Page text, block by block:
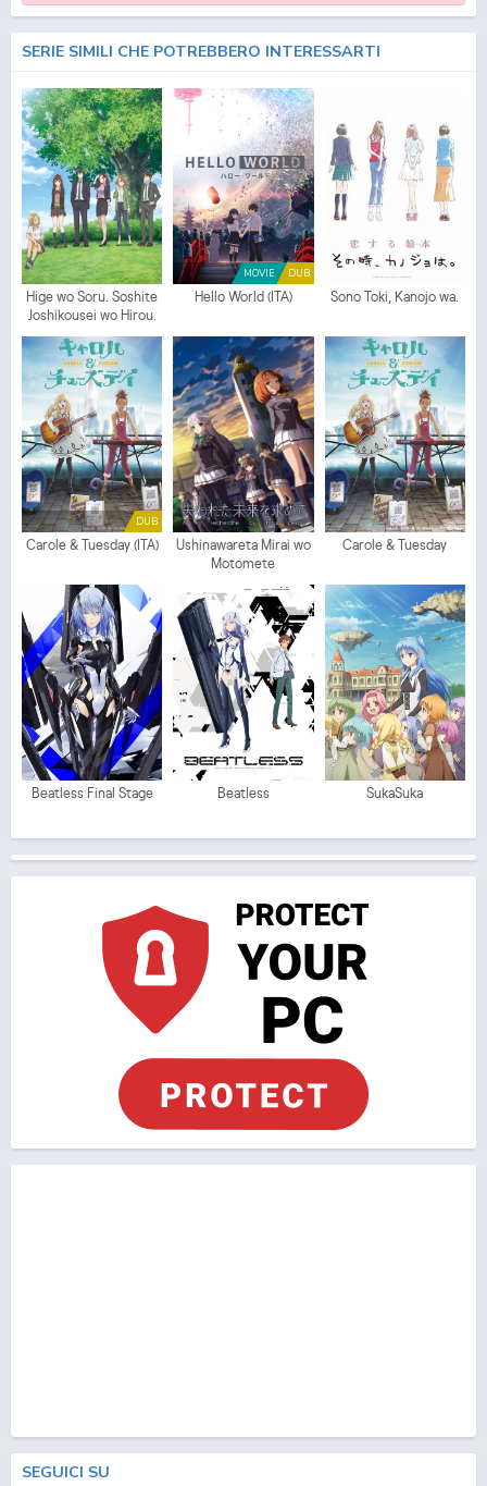
SERIE SIMILI CHE POTREBBERO INTERESSARTI
Hige wo Soru. Soshite
Joshikousei wo Hirou.
DUB
MOVIE
Hello World (ITA) Sono Toki, Kanojo wa.
DUB
Carole & Tuesday (ITA)
Ushinawareta Mirai wo
Motomete
Carole & Tuesday
Beatless Final Stage Beatless SukaSuka
SEGUICI SU